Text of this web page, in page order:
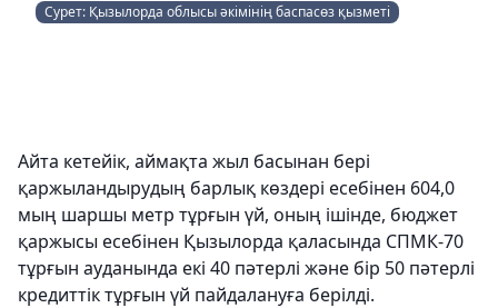
Сурет: Қызылорда облысы әкімінің баспасөз қызметі
Айта кетейік, аймақта жыл басынан бері
қаржыландырудың барлық көздері есебінен 604,0
мың шаршы метр тұрғын үй, оның ішінде, бюджет
қаржысы есебінен Қызылорда қаласында СПМК-70
тұрғын ауданында екі 40 пәтерлі және бір 50 пәтерлі
кредиттік тұрғын үй пайдалануға берілді.